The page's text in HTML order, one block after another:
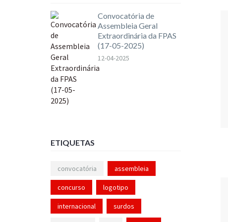
Convocatória de
Assembleia Geral
Extraordinária da FPAS
(17-05-2025)
12-04-2025
ETIQUETAS
convocatória assembleia
concurso logotipo
internacional surdos